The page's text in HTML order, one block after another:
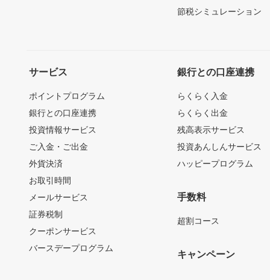
節税シミュレーション
サービス
ポイントプログラム
銀行との口座連携
投資情報サービス
ご入金・ご出金
外貨決済
お取引時間
メールサービス
証券税制
クーポンサービス
バースデープログラム
銀行との口座連携
らくらく入金
らくらく出金
残高表示サービス
投資あんしんサービス
ハッピープログラム
手数料
超割コース
キャンペーン